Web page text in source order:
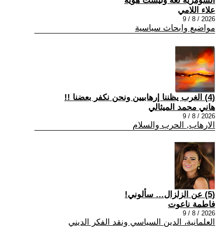
علاء اللامي
2026 / 8 / 9
مواضيع وابحاث سياسية
(4) الغرب يظننا إرهابيين ونحن نكفر بعضنا !!
هاني محمد الميثالي
2026 / 8 / 9
الارهاب, الحرب والسلام
(5) عن الزلزال… سألوني!
فاطمة ناعوت
2026 / 8 / 9
العلمانية، الدين السياسي ونقد الفكر الديني